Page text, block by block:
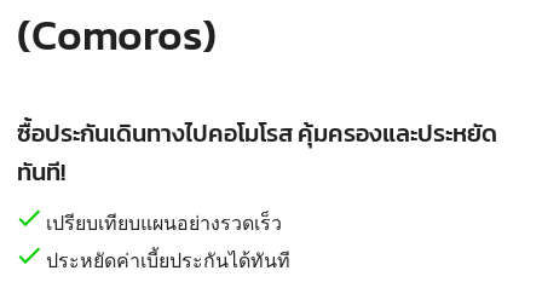
(Comoros)
ซื้อประกันเดินทางไปคอโมโรส คุ้มครองและประหยัด
ทันที!
เปรียบเทียบแผนอย่างรวดเร็ว
ประหยัดค่าเบี้ยประกันได้ทันที